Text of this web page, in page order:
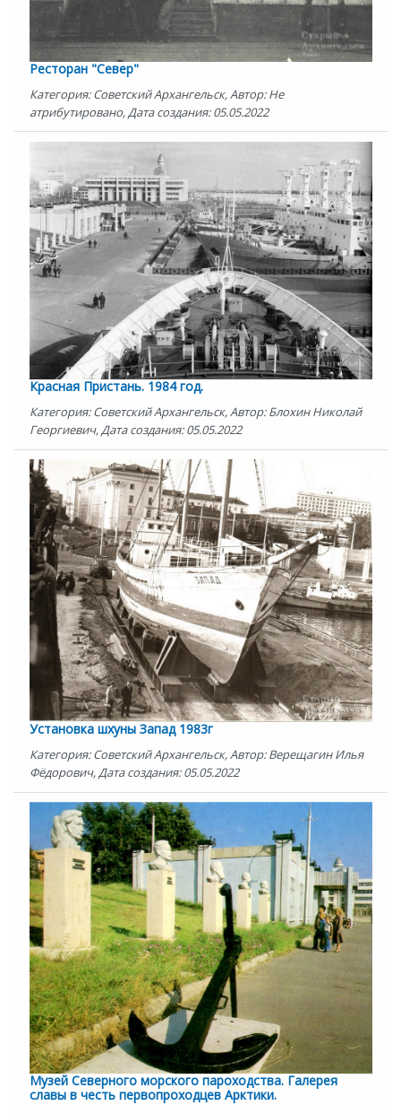
Ресторан "Север"
Категория: Советский Архангельск, Автор: Не
атрибутировано, Дата создания: 05.05.2022
Красная Пристань. 1984 год.
Категория: Советский Архангельск, Автор: Блохин Николай
Георгиевич, Дата создания: 05.05.2022
Установка шхуны Запад 1983г
Категория: Советский Архангельск, Автор: Верещагин Илья
Фёдорович, Дата создания: 05.05.2022
Музей Северного морского пароходства. Галерея
славы в честь первопроходцев Арктики.